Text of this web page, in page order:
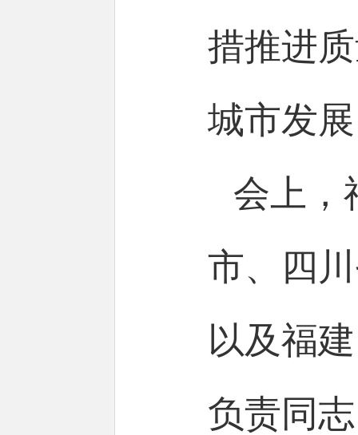
措推进
城市发
会上，
市、四
以及福
负责同